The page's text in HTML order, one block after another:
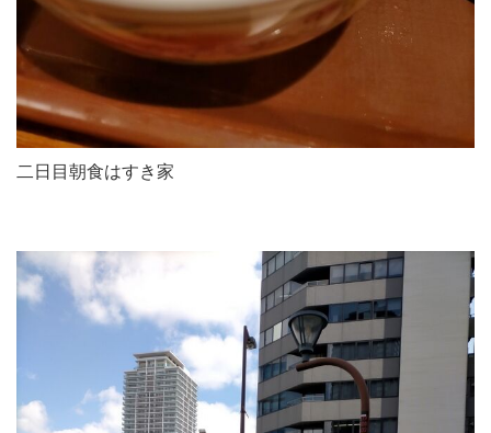
二日目朝食はすき家